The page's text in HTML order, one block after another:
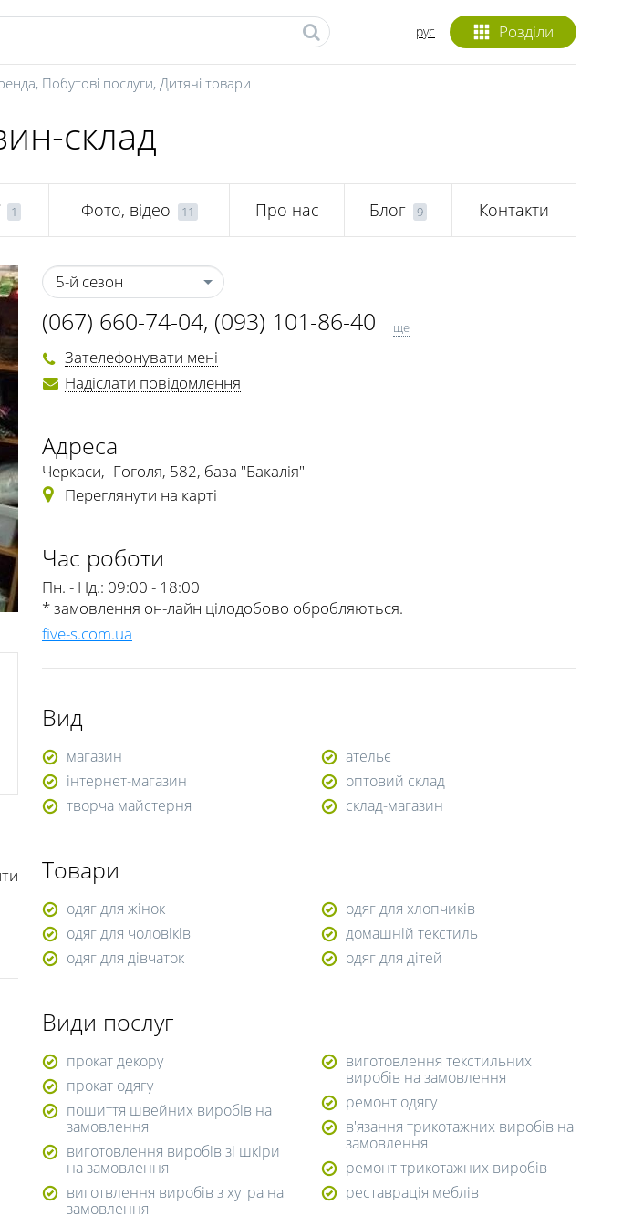
Розділи
рус
, Побутові послуги, Дитячі товари
склад
1 Фото, відео 11 Про нас Блог 9 Контакти
5-й сезон
(067) 660-74-04, (093) 101-86-40
(067) 470-34-32,(063) 576-04-49
ще
Зателефонувати мені
Надіслати повідомлення
Адреса
Черкаси, Гоголя, 582, база "Бакалія"
Переглянути на карті
Час роботи
Пн. - Нд.: 09:00 - 18:00
* замовлення он-лайн цілодобово обробляються.
five-s.com.ua
Вид
магазин
інтернет-магазин
творча майстерня
ательє
оптовий склад
склад-магазин
Товари
одяг для жінок
одяг для чоловіків
одяг для дівчаток
одяг для хлопчиків
домашній текстиль
одяг для дітей
Види послуг
прокат декору
прокат одягу
пошиття швейних виробів на
замовлення
виготовлення виробів зі шкіри
на замовлення
виготвлення виробів з хутра на
замовлення
виготовлення текстильних
виробів на замовлення
ремонт одягу
в'язання трикотажних виробів на
замовлення
ремонт трикотажних виробів
реставрація меблів